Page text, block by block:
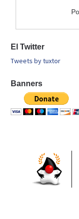
El Twitter
Tweets by tuxtor
Banners